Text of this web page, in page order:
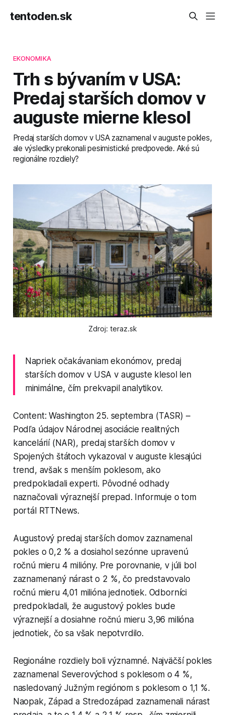
tentoden.sk
EKONOMIKA
Trh s bývaním v USA:
Predaj starších domov v
auguste mierne klesol
Predaj starších domov v USA zaznamenal v auguste pokles,
ale výsledky prekonali pesimistické predpovede. Aké sú
regionálne rozdiely?
Zdroj: teraz.sk
Napriek očakávaniam ekonómov, predaj
starších domov v USA v auguste klesol len
minimálne, čím prekvapil analytikov.
Content: Washington 25. septembra (TASR) –
Podľa údajov Národnej asociácie realitných
kancelárií (NAR), predaj starších domov v
Spojených štátoch vykazoval v auguste klesajúci
trend, avšak s menším poklesom, ako
predpokladali experti. Pôvodné odhady
naznačovali výraznejší prepad. Informuje o tom
portál RTTNews.
Augustový predaj starších domov zaznamenal
pokles o 0,2 % a dosiahol sezónne upravenú
ročnú mieru 4 milióny. Pre porovnanie, v júli bol
zaznamenaný nárast o 2 %, čo predstavovalo
ročnú mieru 4,01 milióna jednotiek. Odborníci
predpokladali, že augustový pokles bude
výraznejší a dosiahne ročnú mieru 3,96 milióna
jednotiek, čo sa však nepotvrdilo.
Regionálne rozdiely boli významné. Najväčší pokles
zaznamenal Severovýchod s poklesom o 4 %,
nasledovaný Južným regiónom s poklesom o 1,1 %.
Naopak, Západ a Stredozápad zaznamenali nárast